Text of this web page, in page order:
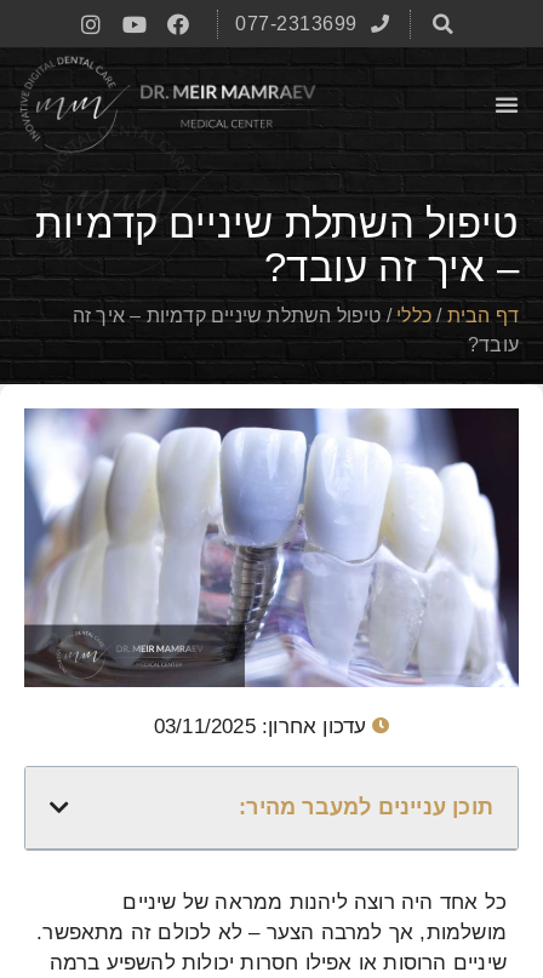
077-2313699
טיפול השתלת שיניים קדמיות
– איך זה עובד?
דף הבית /כללי/טיפול השתלת שיניים קדמיות – איך זה
עובד?
עדכון אחרון: 03/11/2025
תוכן עניינים למעבר מהיר:
כל אחד היה רוצה ליהנות ממראה של שיניים
מושלמות, אך למרבה הצער – לא לכולם זה מתאפשר.
שיניים הרוסות או אפילו חסרות יכולות להשפיע ברמה